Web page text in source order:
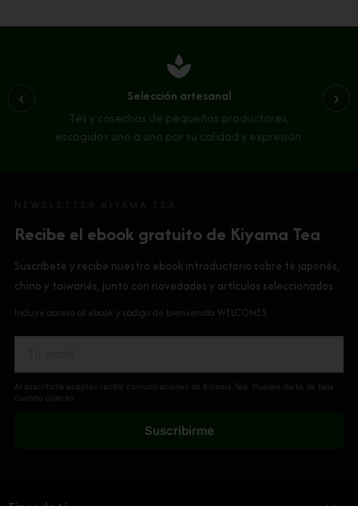
spa
Selección artesanal
Tés y cosechas de pequeños productores,
escogidos uno a uno por su calidad y expresión.
‹ ›
NEWSLETTER KIYAMA TEA
Recibe el ebook gratuito de Kiyama Tea
Suscríbete y recibe nuestro ebook introductorio sobre té japonés,
chino y taiwanés, junto con novedades y artículos seleccionados.
Incluye acceso al ebook y código de bienvenida WELCOME5.
Al suscribirte aceptas recibir comunicaciones de Kiyama Tea. Puedes darte de baja
cuando quieras.
Suscribirme